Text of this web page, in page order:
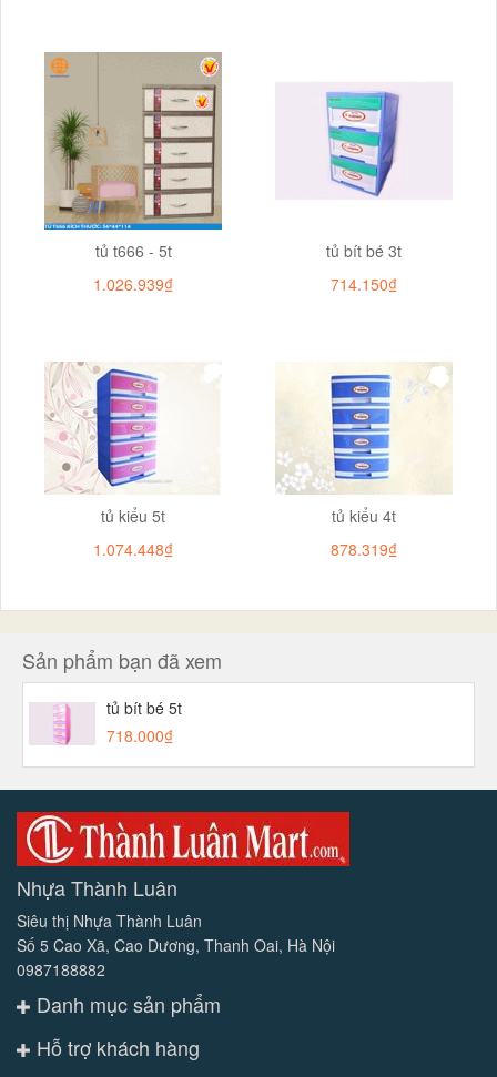
tủ t666 - 5t
1.026.939₫
tủ bít bé 3t
714.150₫
tủ kiểu 5t
1.074.448₫
tủ kiểu 4t
878.319₫
Sản phẩm bạn đã xem
tủ bít bé 5t
718.000₫
Nhựa Thành Luân
Siêu thị Nhựa Thành Luân
Số 5 Cao Xã, Cao Dương, Thanh Oai, Hà Nội
0987188882
Danh mục sản phẩm
Hỗ trợ khách hàng